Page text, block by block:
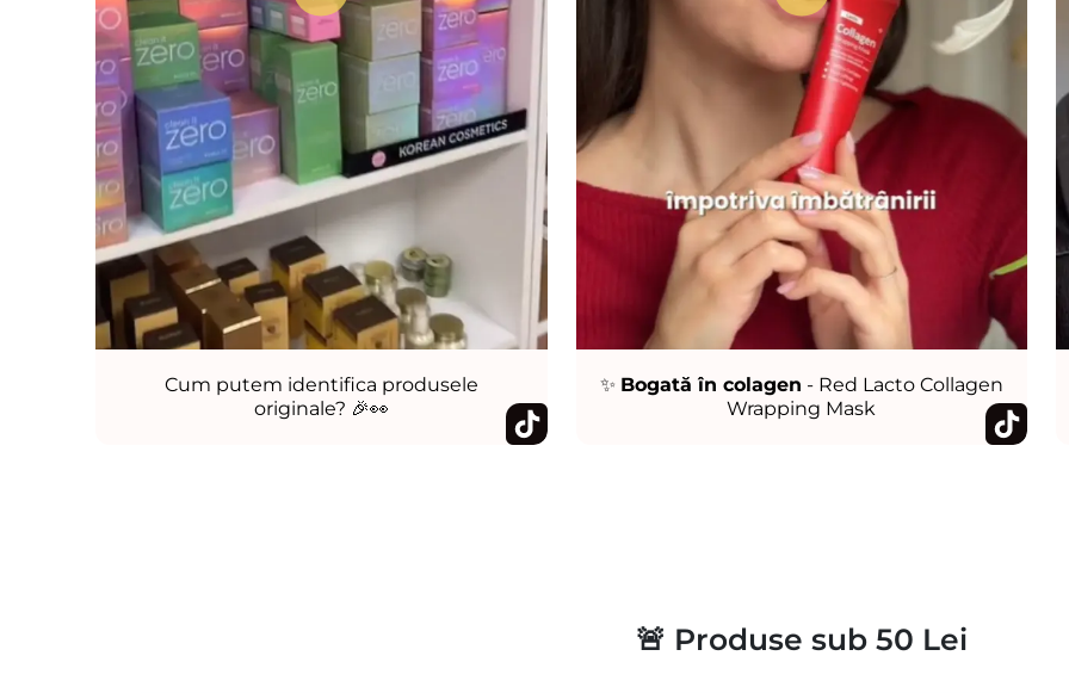
Cum putem identifica produsele
originale? 🎉👀
✨ Bogată în colagen - Red Lacto Collagen
Wrapping Mask
🚨 Produse sub 50 Lei